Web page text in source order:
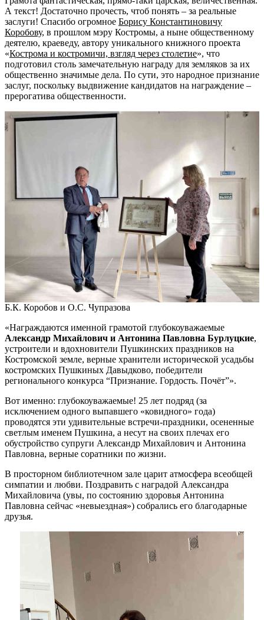
А текст! Достаточно прочесть, чтоб понять – за реальные
заслуги! Спасибо огромное Борису Константиновичу
Коробову, в прошлом мэру Костромы, а ныне общественному
деятелю, краеведу, автору уникального книжного проекта
«Кострома и костромичи, взгляд через столетие», что
подготовил столь замечательную награду для земляков за их
общественно значимые дела. По сути, это народное признание
заслуг, поскольку выдвижение кандидатов на награждение –
прерогатива общественности.
Б.К. Коробов и О.С. Чупразова
«Награждаются именной грамотой глубокоуважаемые
Александр Михайлович и Антонина Павловна Бурлуцкие,
устроители и вдохновители Пушкинских праздников на
Костромской земле, верные хранители исторической усадьбы
костромских Пушкиных Давыдково, победители
регионального конкурса “Признание. Гордость. Почёт”».
Вот именно: глубокоуважаемые! 25 лет подряд (за
исключением одного выпавшего «ковидного» года)
проводятся эти удивительные встречи-праздники, осененные
светлым именем Пушкина, а несут на своих плечах его
обустройство супруги Александр Михайлович и Антонина
Павловна, верные соратники по жизни.
В просторном библиотечном зале царит атмосфера всеобщей
симпатии и любви. Поздравить с наградой Александра
Михайловича (увы, по состоянию здоровья Антонина
Павловна сейчас «невыездная») собрались его благодарные
друзья.